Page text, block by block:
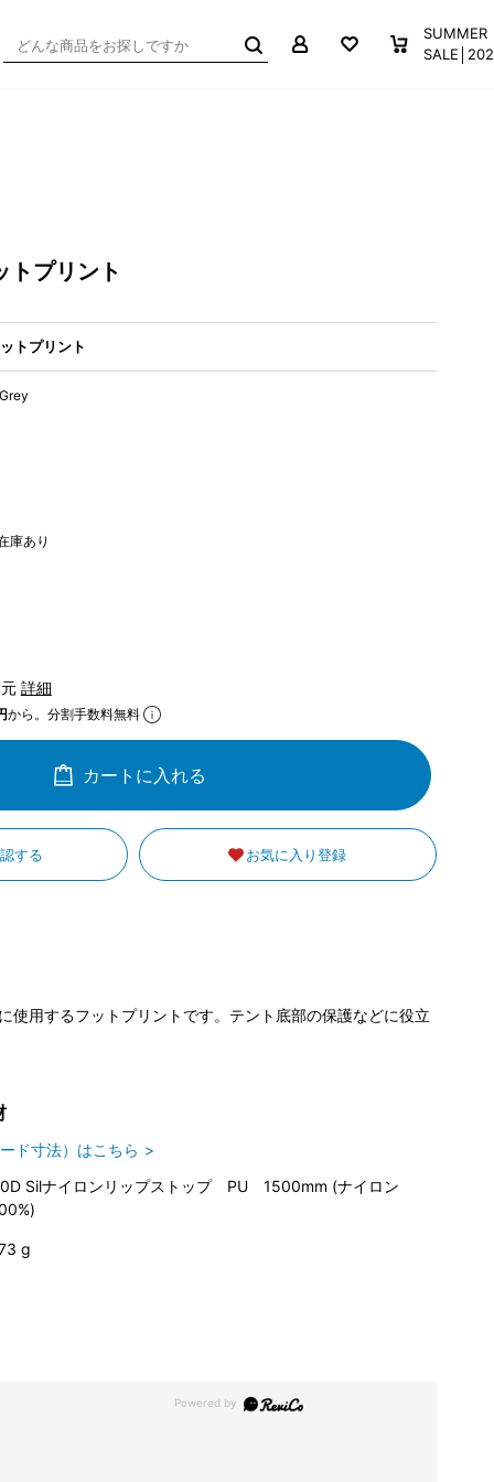
お気に入り買い物か
SUMMER
トプリント
トプリント
庫あり
詳細
から。分割手数料無料
カートに入れる
する お気に入り登録
使用するフットプリントです。テント底部の保護などに役立
ド寸法）はこちら
Silナイロンリップストップ PU 1500mm (ナイロン
g